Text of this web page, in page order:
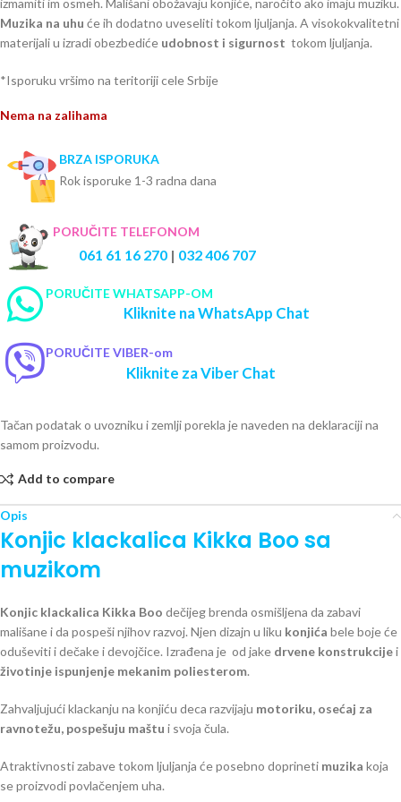
Muzika na uhu će ih dodatno uveseliti tokom ljuljanja. A visokokvalitetni
materijali u izradi obezbediće udobnost i sigurnost tokom ljuljanja.
*Isporuku vršimo na teritoriji cele Srbije
Nema na zalihama
BRZA ISPORUKA
Rok isporuke 1-3 radna dana
PORUČITE TELEFONOM
061 61 16 270 | 032 406 707
PORUČITE WHATSAPP-OM
Kliknite na WhatsApp Chat
PORUČITE VIBER-om
Kliknite za Viber Chat
Tačan podatak o uvozniku i zemlji porekla je naveden na deklaraciji na
samom proizvodu.
Add to compare
Opis
Konjic klackalica Kikka Boo sa
muzikom
Konjic klackalica Kikka Boo dečijeg brenda osmišljena da zabavi
mališane i da pospeši njihov razvoj. Njen dizajn u liku konjića bele boje će
oduševiti i dečake i devojčice. Izrađena je od jake drvene konstrukcijei
životinje ispunjenje mekanim poliesterom.
Zahvaljujući klackanju na konjiću deca razvijaju motoriku, osećaj za
ravnotežu, pospešuju maštu i svoja čula.
Atraktivnosti zabave tokom ljuljanja će posebno doprineti muzika koja
se proizvodi povlačenjem uha.